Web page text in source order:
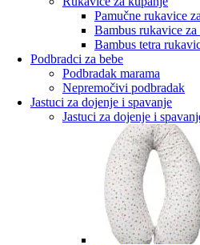
Pamučne rukavice
Bambus rukavice za
Bambus tetra
Podbradci za bebe
Podbradak marama
Nepremočivi podbradak
Jastuci za dojenje i spavanje
Jastuci za dojenje i